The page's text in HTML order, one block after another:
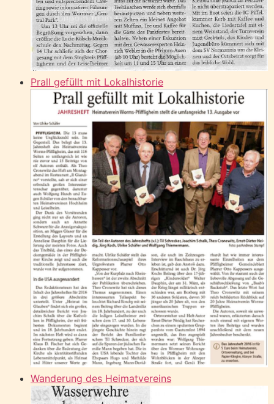
Prall gefüllt mit Lokalhistorie
Wanderung des Heimatvereins